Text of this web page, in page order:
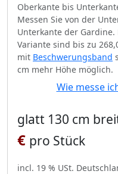
Oberkante bis
Messen Sie von der
Unterkante der
Variante sind bis zu
mit Beschwerungsband
cm mehr Höhe möglich.
Wie messe
glatt 130 cm
€ pro Stück
incl. 19 % USt.